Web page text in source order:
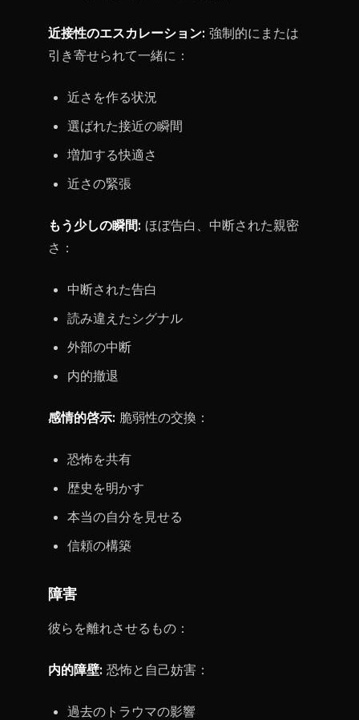
近接性のエスカレーション: 強制的にまたは
引き寄せられて一緒に：
近さを作る状況
選ばれた接近の瞬間
増加する快適さ
近さの緊張
もう少しの瞬間: ほぼ告白、中断された親密
さ：
中断された告白
読み違えたシグナル
外部の中断
内的撤退
感情的啓示: 脆弱性の交換：
恐怖を共有
歴史を明かす
本当の自分を見せる
信頼の構築
障害
彼らを離れさせるもの：
内的障壁: 恐怖と自己妨害：
過去のトラウマの影響